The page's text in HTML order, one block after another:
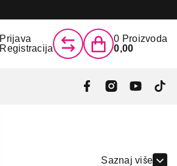
Prijava
Registracija
0 Proizvoda
0,00
Saznaj više